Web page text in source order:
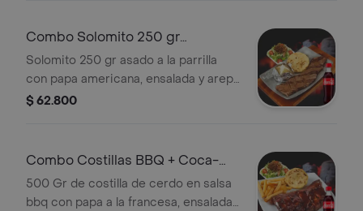
Combo Solomito 250 gr
+Cocacola Orig 450 ml
Solomito 250 gr asado a la parrilla
con papa americana, ensalada y arepa
de queso. + Gaseosa
$ 62.800
Combo Costillas BBQ + Coca-
Cola Sabor Original 450 ml
500 Gr de costilla de cerdo en salsa
bbq con papa a la francesa, ensalada